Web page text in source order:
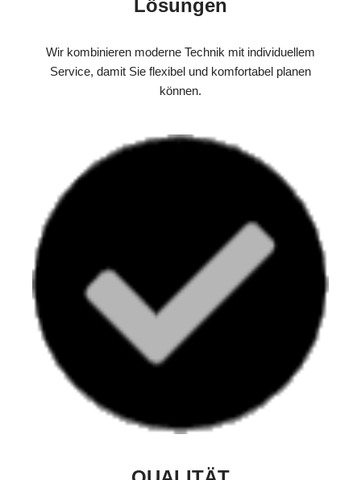
Lösungen
Wir kombinieren moderne Technik mit individuellem
Service, damit Sie flexibel und komfortabel planen
können.